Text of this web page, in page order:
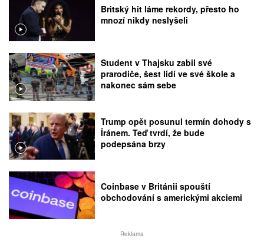
Britský hit láme rekordy, přesto ho
mnozí nikdy neslyšeli
Student v Thajsku zabil své
prarodiče, šest lidí ve své škole a
nakonec sám sebe
Trump opět posunul termín dohody s
Íránem. Teď tvrdí, že bude
podepsána brzy
Coinbase v Británii spouští
obchodování s americkými akciemi
Reklama